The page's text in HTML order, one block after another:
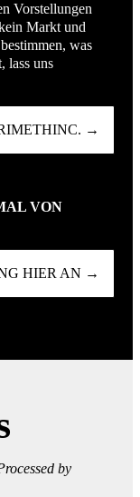
Vorstellungen
Markt und
was
lass uns
→
VON
HIER AN →
by